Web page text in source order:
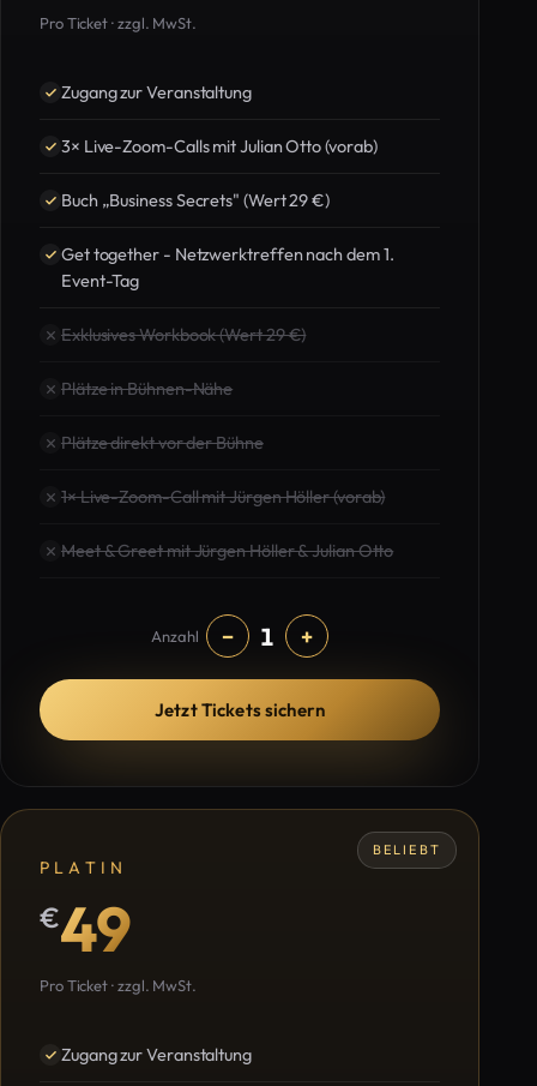
Pro Ticket · zzgl. MwSt.
Zugang zur Veranstaltung
3× Live-Zoom-Calls mit Julian Otto (vorab)
Buch „Business Secrets" (Wert 29 €)
Get together - Netzwerktreffen nach dem 1.
Event-Tag
Exklusives Workbook (Wert 29 €)
Plätze in Bühnen-Nähe
Plätze direkt vor der Bühne
1× Live-Zoom-Call mit Jürgen Höller (vorab)
Meet & Greet mit Jürgen Höller & Julian Otto
Anzahl − 1 +
Jetzt Tickets sichern
BELIEBT
PLATIN
€49
Pro Ticket · zzgl. MwSt.
Zugang zur Veranstaltung